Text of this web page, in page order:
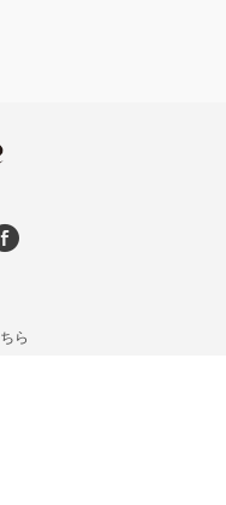
ら